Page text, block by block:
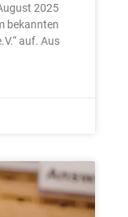
2025
bekannten
auf. Aus